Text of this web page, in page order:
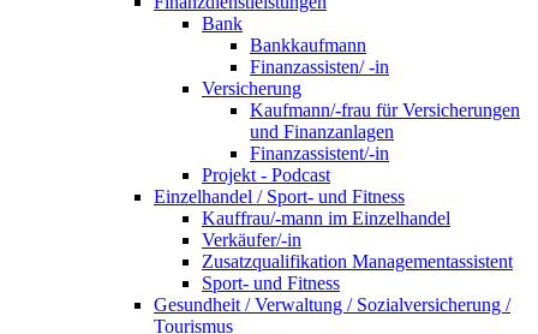
Bank
Bankkaufmann
Finanzassisten/ -in
Versicherung
Kaufmann/-frau für Versicherungen
und Finanzanlagen
Finanzassistent/-in
Projekt - Podcast
Einzelhandel / Sport- und Fitness
Kauffrau/-mann im Einzelhandel
Verkäufer/-in
Zusatzqualifikation Managementassistent
Sport- und Fitness
Gesundheit / Verwaltung / Sozialversicherung /
Tourismus